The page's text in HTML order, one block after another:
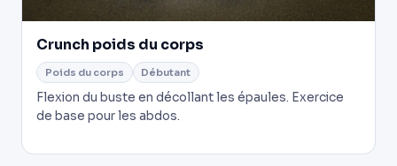
Crunch poids du corps
Poids du corps Débutant
Flexion du buste en décollant les épaules. Exercice
de base pour les abdos.